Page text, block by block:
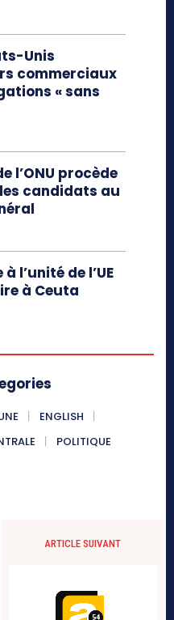
Unis
commerciaux
« sans
l’ONU procède
candidats au
l’unité de l’UE
à Ceuta
ENGLISH
POLITIQUE
ARTICLE SUIVANT